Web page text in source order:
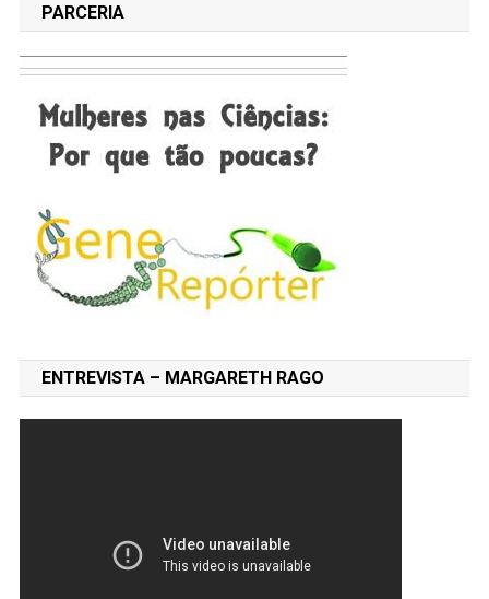
PARCERIA
ENTREVISTA – MARGARETH RAGO